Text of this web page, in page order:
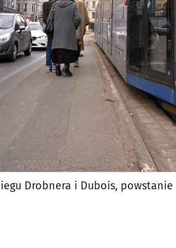
zdjęcia.
Drobnera i Dubois,